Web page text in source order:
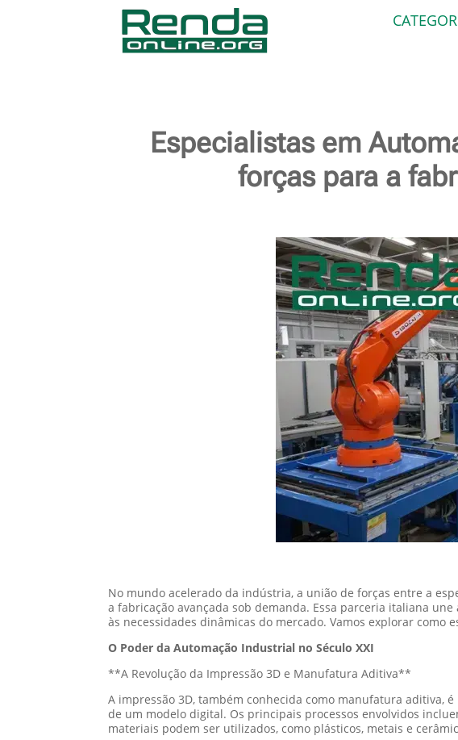
Especialistas em
forças para a
No mundo acelerado da indústria, a união de forças entre a
a fabricação avançada sob demanda. Essa parceria italiana
às necessidades dinâmicas do mercado. Vamos explorar
O Poder da Automação Industrial no Século XXI
**A Revolução da Impressão 3D e Manufatura Aditiva**
A impressão 3D, também conhecida como manufatura aditiva,
de um modelo digital. Os principais processos envolvidos
materiais podem ser utilizados, como plásticos, metais e